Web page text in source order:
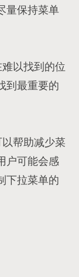
量保持菜单
以找到的位
到最重要的
帮助减少菜
户可能会感
下拉菜单的